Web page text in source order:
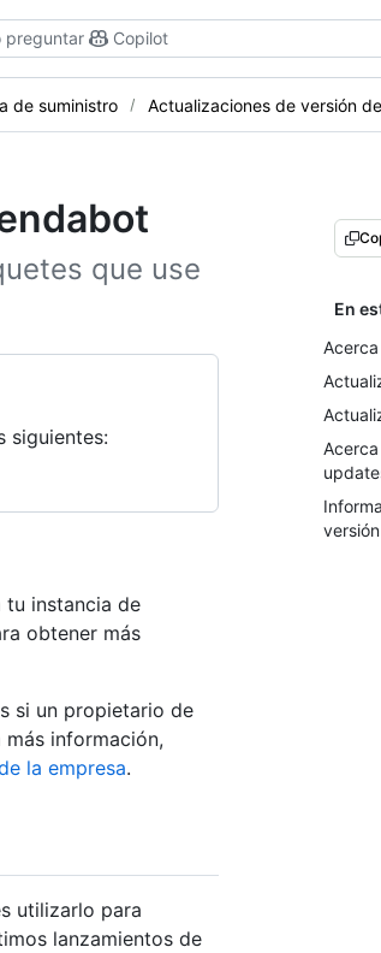
preguntar Copilot
de suministro Actualizaciones de versión
que use
siguientes:
En
instancia de
obtener más
si un propietario de
información,
la empresa.
utilizarlo para
lanzamientos de